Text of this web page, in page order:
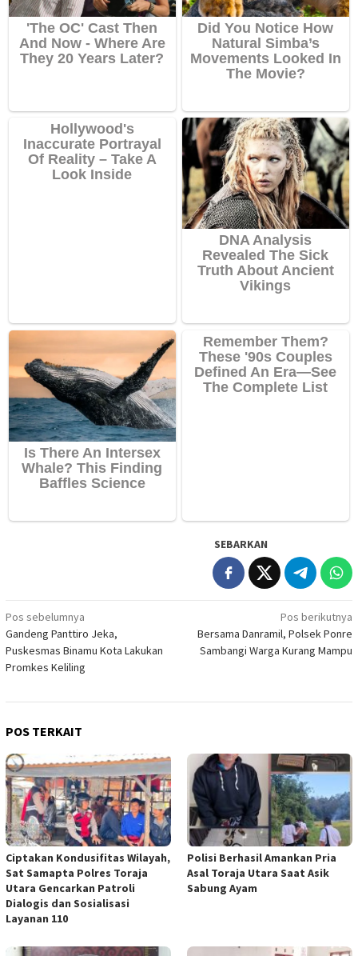
SEBARKAN
Navigasi
pos
Pos sebelumnya
Gandeng Panttiro Jeka,
Puskesmas Binamu Kota Lakukan
Promkes Keliling
Pos berikutnya
Bersama Danramil, Polsek Ponre
Sambangi Warga Kurang Mampu
POS TERKAIT
Ciptakan Kondusifitas Wilayah,
Sat Samapta Polres Toraja
Utara Gencarkan Patroli
Dialogis dan Sosialisasi
Layanan 110
Polisi Berhasil Amankan Pria
Asal Toraja Utara Saat Asik
Sabung Ayam